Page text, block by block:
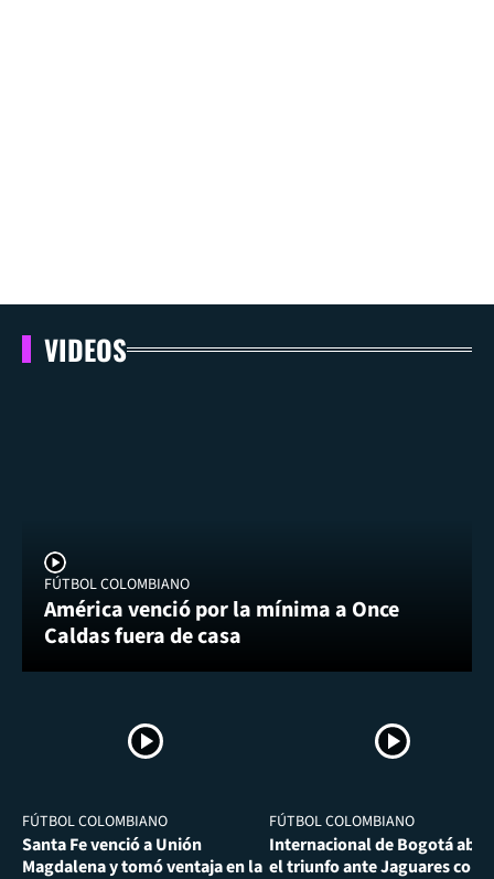
VIDEOS
FÚTBOL COLOMBIANO
América venció por la mínima a Once
Caldas fuera de casa
FÚTBOL COLOMBIANO
Santa Fe venció a Unión
Magdalena y tomó ventaja en la
FÚTBOL COLOMBIANO
Internacional de Bogotá
el triunfo ante Jaguares con